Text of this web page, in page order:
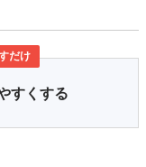
だけ
すくする